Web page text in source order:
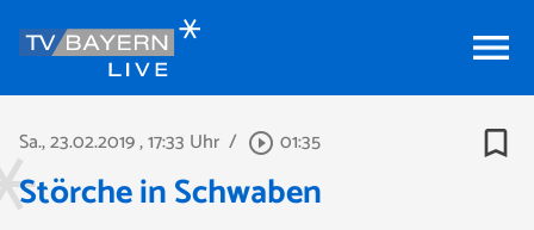
menu
Sa., 23.02.2019, 17:33 Uhr / play_circle_outline 01:35 bookmark_border
Störche in Schwaben